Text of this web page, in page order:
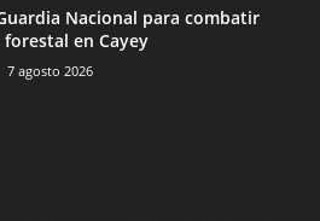
Nacional para combatir
en Cayey
7 agosto 2026